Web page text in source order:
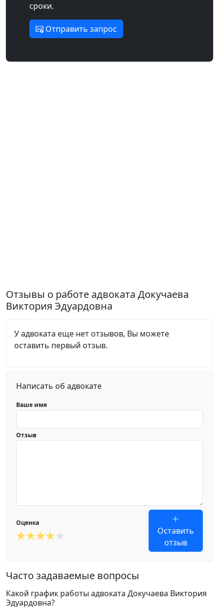
сроки.
Отправить запрос
Отзывы о работе адвоката Докучаева
Виктория Эдуардовна
У адвоката еще нет отзывов, Вы можете
оставить первый отзыв.
Написать об адвокате
Ваше имя
Отзыв
Оценка
Оставить
отзыв
Часто задаваемые вопросы
Какой график работы адвоката Докучаева Виктория
Эдуардовна?